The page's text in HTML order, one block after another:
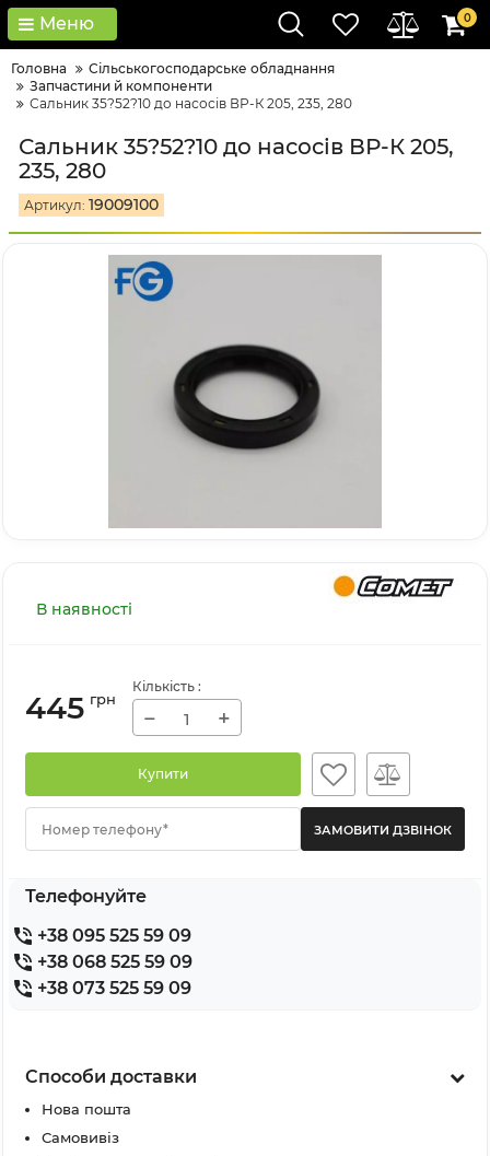
Меню 0
Головна
Сільськогосподарське обладнання
Запчастини й компоненти
Сальник 35?52?10 до насосів ВР-К 205, 235, 280
Сальник 35?52?10 до насосів ВР-К 205,
235, 280
Артикул: 19009100
В наявності
445 грн
Кількість :
− +
Купити
Номер телефону*
Телефонуйте
+38 095 525 59 09
+38 068 525 59 09
+38 073 525 59 09
Способи доставки
Нова пошта
Самовивіз